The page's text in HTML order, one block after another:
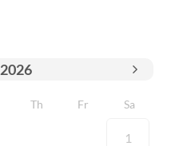
2026
Th Fr Sa
1